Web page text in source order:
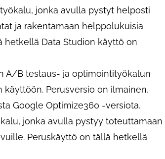
jonka avulla pystyt helposti
ja rakentamaan helppolukuisia
hetkellä Data Studion käyttö on
A/B testaus- ja optimointityökalun
Perusversio on ilmainen,
Google Optimize360 -versiota.
jonka avulla pystyy toteuttamaan
Peruskäyttö on tällä hetkellä